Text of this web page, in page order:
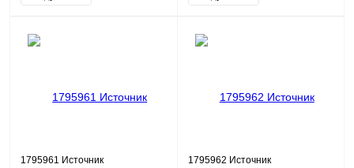
1795961 Источник
1795962 Источник